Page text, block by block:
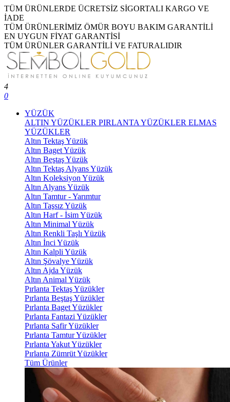
TÜM ÜRÜNLERDE ÜCRETSİZ SİGORTALI KARGO VE
İADE
TÜM ÜRÜNLERİMİZ ÖMÜR BOYU BAKIM GARANTİLİ
EN UYGUN FİYAT GARANTİSİ
TÜM ÜRÜNLER GARANTİLİ VE FATURALIDIR
4
0
YÜZÜK
ALTIN YÜZÜKLER PIRLANTA YÜZÜKLER ELMAS
YÜZÜKLER
Altın Tektaş Yüzük
Altın Baget Yüzük
Altın Beştaş Yüzük
Altın Tektaş Alyans Yüzük
Altın Koleksiyon Yüzük
Altın Alyans Yüzük
Altın Tamtur - Yarımtur
Altın Taşsız Yüzük
Altın Harf - İsim Yüzük
Altın Minimal Yüzük
Altın Renkli Taşlı Yüzük
Altın İnci Yüzük
Altın Kalpli Yüzük
Altın Şövalye Yüzük
Altın Ajda Yüzük
Altın Animal Yüzük
Pırlanta Tektaş Yüzükler
Pırlanta Beştaş Yüzükler
Pırlanta Baget Yüzükler
Pırlanta Fantazi Yüzükler
Pırlanta Safir Yüzükler
Pırlanta Tamtur Yüzükler
Pırlanta Yakut Yüzükler
Pırlanta Zümrüt Yüzükler
Tüm Ürünler